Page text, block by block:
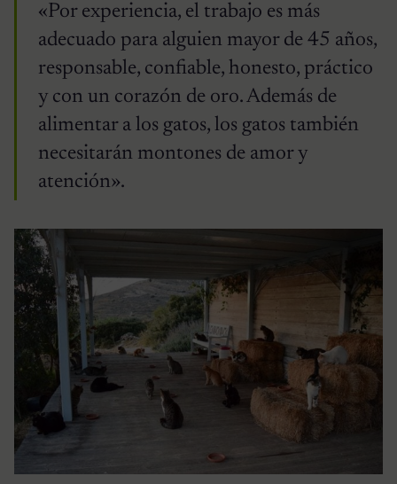
«Por experiencia, el trabajo es más
adecuado para alguien mayor de 45 años,
responsable, confiable, honesto, práctico
y con un corazón de oro. Además de
alimentar a los gatos, los gatos también
necesitarán montones de amor y
atención».